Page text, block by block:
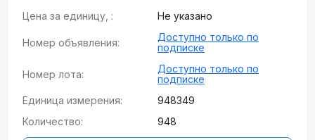
Цена за единицу, : Не указано
Номер объявления:
Доступно только по
подписке
Номер лота:
Доступно только по
подписке
Единица измерения:
948349
Количество:
948